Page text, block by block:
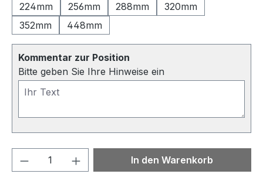
224mm
256mm 288mm
320mm
352mm
448mm
Kommentar zur Position
Bitte geben Sie Ihre Hinweise ein
Produkt Anzahl: Gib denIn den Warenkorb